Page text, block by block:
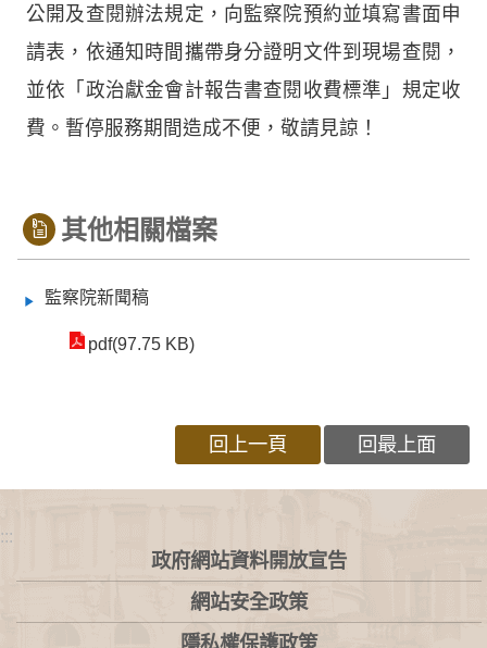
公開及查閱辦法規定，向監察院預約並填寫書面申
請表，依通知時間攜帶身分證明文件到現場查閱，
並依「政治獻金會計報告書查閱收費標準」規定收
費。暫停服務期間造成不便，敬請見諒！
其他相關檔案
監察院新聞稿
pdf(97.75 KB)
回上一頁 回最上面
:::
政府網站資料開放宣告
網站安全政策
隱私權保護政策